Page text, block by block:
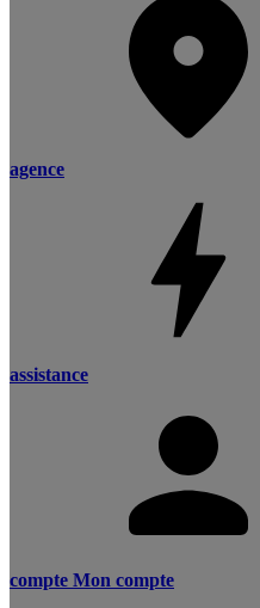
agence
assistance
compte Mon compte